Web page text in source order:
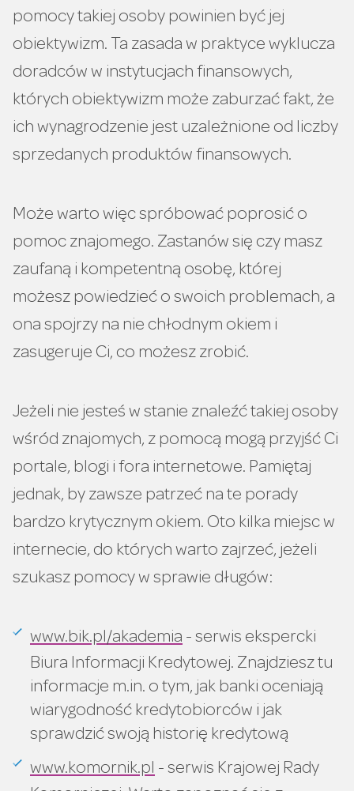
pomocy takiej osoby powinien być jej
obiektywizm. Ta zasada w praktyce wyklucza
doradców w instytucjach finansowych,
których obiektywizm może zaburzać fakt, że
ich wynagrodzenie jest uzależnione od liczby
sprzedanych produktów finansowych.
Może warto więc spróbować poprosić o
pomoc znajomego. Zastanów się czy masz
zaufaną i kompetentną osobę, której
możesz powiedzieć o swoich problemach, a
ona spojrzy na nie chłodnym okiem i
zasugeruje Ci, co możesz zrobić.
Jeżeli nie jesteś w stanie znaleźć takiej osoby
wśród znajomych, z pomocą mogą przyjść Ci
portale, blogi i fora internetowe. Pamiętaj
jednak, by zawsze patrzeć na te porady
bardzo krytycznym okiem. Oto kilka miejsc w
internecie, do których warto zajrzeć, jeżeli
szukasz pomocy w sprawie długów:
www.bik.pl/akademia - serwis ekspercki
Biura Informacji Kredytowej. Znajdziesz tu
informacje m.in. o tym, jak banki oceniają
wiarygodność kredytobiorców i jak
sprawdzić swoją historię kredytową
www.komornik.pl - serwis Krajowej Rady